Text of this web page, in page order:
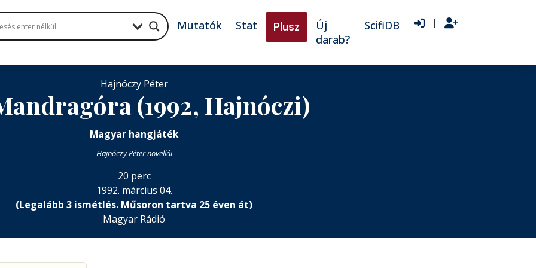
Mutatók Stat Plusz
Új
darab?
ScifiDB |
Hajnóczy Péter
(1992, Hajnóczi)
Magyar hangjáték
Hajnóczy Péter novellái
20 perc
1992. március 04.
(Legalább 3 ismétlés. Műsoron tartva 25 éven át)
Magyar Rádió